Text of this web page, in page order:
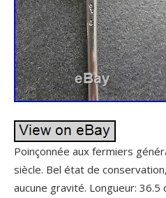
Poinçonnée aux fermiers
siècle. Bel état de
aucune gravité. Longueur: